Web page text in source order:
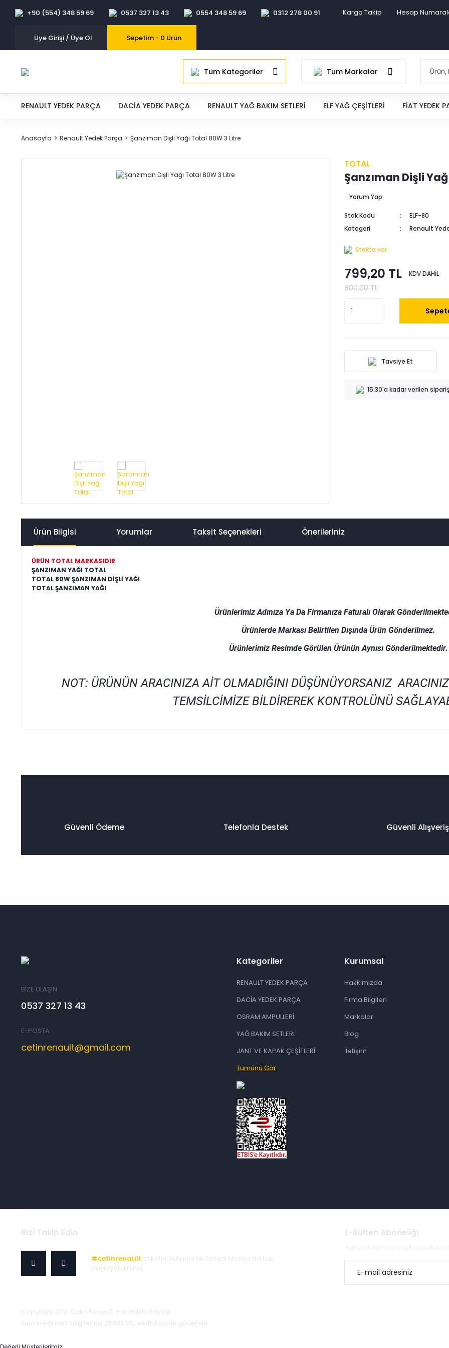
+90 (554) 348 59 69 0537 327 13 43 0554 348 59 69 0312 278 00 91 Kargo Takip Hesap
Üye Girişi / Üye Ol Sepetim - 0 Ürün
Tüm Kategoriler Tüm Markalar
RENAULT YEDEK PARÇA DACIA YEDEK PARÇA RENAULT YAĞ BAKIM SETLERI ELF YAĞ ÇEŞITLERI FIAT YEDEK
Anasayfa Renault Yedek Parça Şanzıman Dişli Yağı Total 80W 3 Litre
TOTAL
Şanzıman Dişli
Yorum Yap
Stok Kodu
ELF-80
Kategori
Renault
Stokta var
799,20 TL KDV DAHİL
800,00 TL
Tavsiye Et
15:30'a kadar verilen
Ürün Bilgisi Yorumlar Taksit Seçenekleri Önerileriniz
ÜRÜN TOTAL MARKASIDIR
ŞANZIMAN YAĞI TOTAL
TOTAL 80W ŞANZIMAN DİŞLİ YAĞI
TOTAL ŞANZIMAN YAĞI
Ürünlerimiz Adınıza Ya Da Firmanıza Faturalı Olarak
Ürünlerde Markası Belirtilen Dışında Ürün Gönderilmez.
Ürünlerimiz Resimde Görülen Ürünün Aynısı Gönderilmektedir.
NOT: ÜRÜNÜN ARACINIZA AİT OLMADIĞINI DÜŞÜNÜYORSANIZ
TEMSİLCİMİZE BİLDİREREK KONTROLÜNÜ
Bu ürüne benzer farklı alternatifler olmalı.
Güvenli Ödeme Telefonla Destek Güvenli Alışveriş
BİZE ULAŞIN
0537 327 13 43
E-POSTA
cetinrenault@gmail.com
Kategoriler
RENAULT YEDEK PARÇA
DACİA YEDEK PARÇA
OSRAM AMPULLERİ
YAĞ BAKIM SETLERİ
JANT VE KAPAK ÇEŞİTLERİ
Tümünü Gör
Kurumsal
Hakkımızda
Firma Bilgileri
Markalar
Blog
İletişim
Bizi Takip Edin
#cetinrenault etiketini kullanarak Sosyal Medya'da bizi
paylaşabilirsiniz.
E-Bülten Aboneliği
Copyright 2021 Cetin Renault. Her Hakkı Saklıdır.
Tüm kredi kartı bilgileriniz 256Bit SSL sertifikası ile güvende.